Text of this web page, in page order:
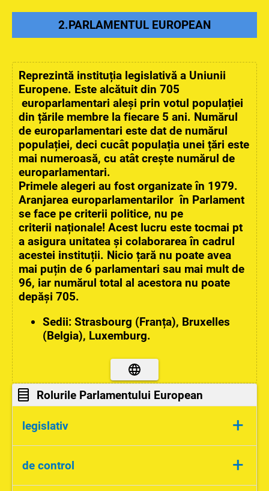
2.PARLAMENTUL EUROPEAN
Reprezintă instituția legislativă a Uniunii
Europene. Este alcătuit din 705
europarlamentari aleși prin votul populației
din țările membre la fiecare 5 ani. Numărul
de europarlamentari este dat de numărul
populației, deci cucât populația unei țări este
mai numeroasă, cu atât crește numărul de
europarlamentari.
Primele alegeri au fost organizate în 1979.
Aranjarea europarlamentarilor în Parlament
se face pe criterii politice, nu pe
criterii naționale! Acest lucru este tocmai pt
a asigura unitatea și colaborarea în cadrul
acestei instituții. Nicio țară nu poate avea
mai puțin de 6 parlamentari sau mai mult de
96, iar numărul total al acestora nu poate
depăși 705.
Sedii: Strasbourg (Franța), Bruxelles
(Belgia), Luxemburg.
Rolurile Parlamentului European
legislativ +
-realizează legile, care se aplică în toate
statele membre
de control +